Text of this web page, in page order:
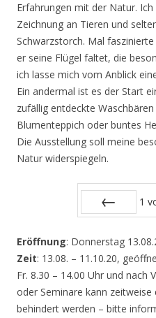
Erfahrungen mit der Natur.
Zeichnung an Tieren und
Schwarzstorch. Mal
er seine Flügel faltet, die
ich lasse mich vom Anblick
Ein andermal ist es der Start
zufällig entdeckte
Blumenteppich oder buntes
Die Ausstellung soll meine
Natur widerspiegeln.
1
Eröffnung: Donnerstag
Zeit: 13.08. – 11.10.20,
Fr. 8.30 – 14.00 Uhr und nach
oder Seminare kann
behindert werden – bitte